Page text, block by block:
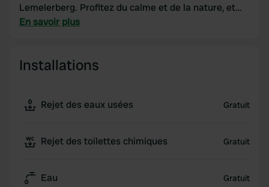
Lemelerberg. Profitez du calme et de la nature, et
rejoignez l'animation d'Ommen en seulement quinze
eaux usées et de votre cassette. Nous espérons
(Overijssel) !
votre compagnon à quatre pattes est le bienvenu
En savoir plus
Installations
Rejet des eaux usées Gratuit
Rejet des toilettes chimiques Gratuit
Eau Gratuit